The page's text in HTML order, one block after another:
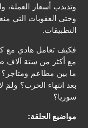
وتذبذب أسعار العملة،
وحتى العقوبات التي
التطبيقات.
فكيف تعامل هادي مع
ما بين مطاعم
بعد انتهاء الحرب؟
سوريا؟
مواضيع الحلقة: